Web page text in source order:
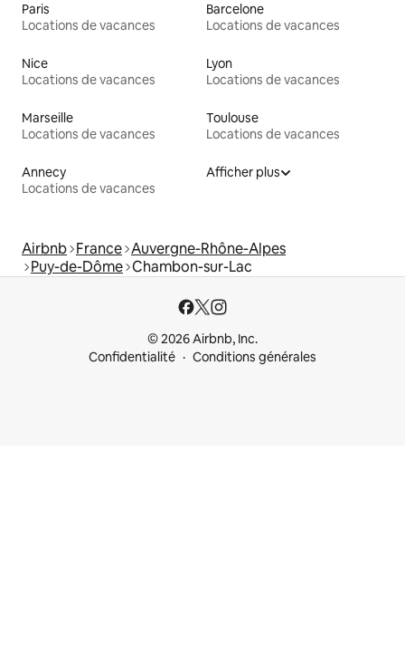
Paris
Locations de vacances
Barcelone
Locations de vacances
Nice
Locations de vacances
Lyon
Locations de vacances
Marseille
Locations de vacances
Toulouse
Locations de vacances
Annecy
Locations de vacances
Afficher plus
Airbnb France Auvergne-Rhône-Alpes
Puy-de-Dôme Chambon-sur-Lac
© 2026 Airbnb, Inc.
Confidentialité
Conditions générales